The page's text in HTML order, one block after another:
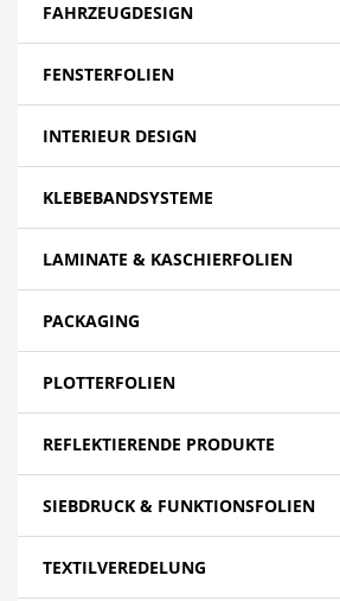
FAHRZEUGDESIGN
FENSTERFOLIEN
INTERIEUR DESIGN
KLEBEBANDSYSTEME
LAMINATE & KASCHIERFOLIEN
PACKAGING
PLOTTERFOLIEN
REFLEKTIERENDE PRODUKTE
SIEBDRUCK & FUNKTIONSFOLIEN
TEXTILVEREDELUNG